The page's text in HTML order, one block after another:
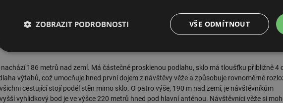
otevřena veřejnosti v roce 1997. Její stavba trvala dva roky a devět měsíců. Věž je
jsou pak některé konstrukce ocelové. Průměr věže je 12 metrů. Uvnitř se nacházejí tři
že se Nový Zéland nachází na geologickém zlomu a je aktivní vulkanickou oblastí, je věž
186 metrů nad zemí. Má částečně prosklenou podlahu, sklo má tloušťku přibližně 4
výtahů, což umocňuje hned první dojem z návštěvy věže a způsobuje rovnoměrné
cestující stojí podél stěn mimo sklo. O patro výše, 190 m nad zemí, je návštěvníkům
vyhlídkový bod je ve výšce 220 metrů hned pod hlavní anténou. Návštěvníci věže si
VŠE ODMÍTNOUT
ZOBRAZIT PODROBNOSTI
Nezbytně nutné
soubory
Výkonové
soubory
Soubory cílení Funkční